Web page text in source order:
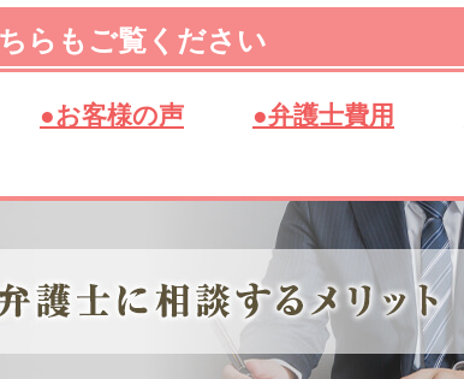
らもご覧ください
●お客様の声 ●弁護士費用